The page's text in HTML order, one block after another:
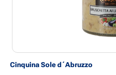
Cinquina Sole d´Abruzzo